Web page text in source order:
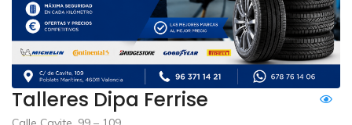
Talleres Dipa Ferrise